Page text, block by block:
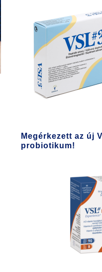
Megérkezett az új
probiotikum!